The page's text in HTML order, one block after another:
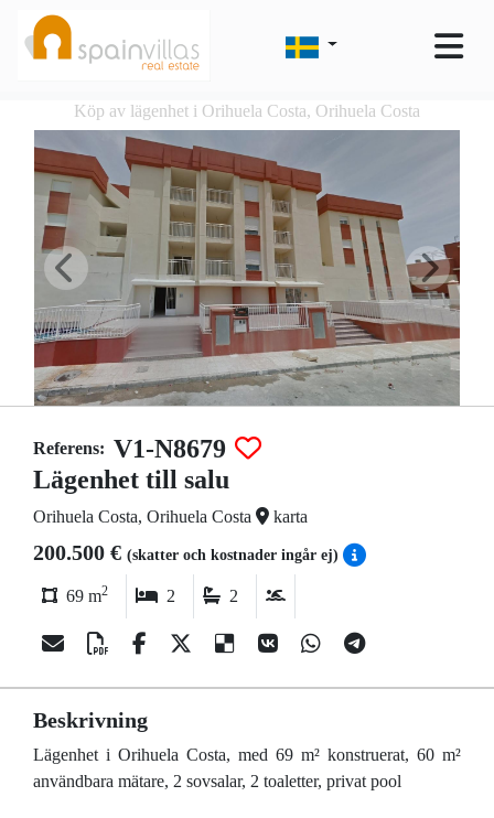
Köp av lägenhet i Orihuela Costa, Orihuela Costa
Referens: V1-N8679
Lägenhet till salu
Orihuela Costa, Orihuela Costa karta
200.500 € (skatter och kostnader ingår ej)
69 m2 2 2
Beskrivning
Lägenhet i Orihuela Costa, med 69 m² konstruerat, 60 m²
användbara mätare, 2 sovsalar, 2 toaletter, privat pool